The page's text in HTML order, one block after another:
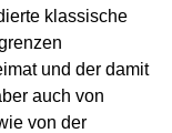
klassische
und der damit
auch von
von der